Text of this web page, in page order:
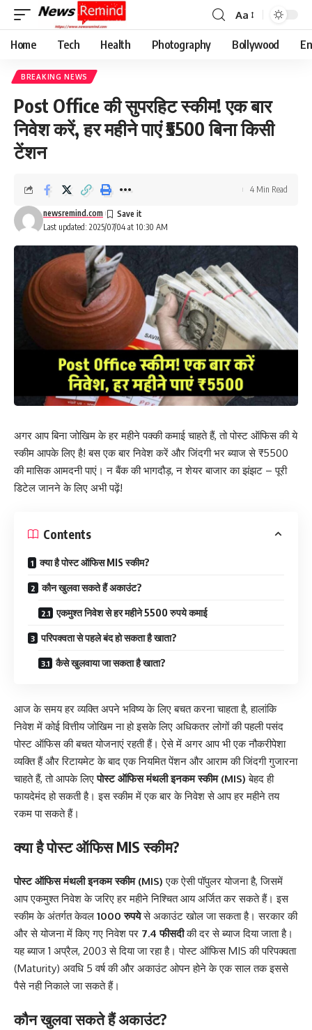
Font
Resizer
Aa
Home Tech Health Photography Bollywood
BREAKING NEWS
Post Office की सुपरहिट स्कीम! एक बार
निवेश करें, हर महीने पाएं ₹5500 बिना किसी
टेंशन
Last updated: 2025/07/04 at 10:30 AM
newsremind.com
4 Min Read
अगर आप बिना जोखिम के हर महीने पक्की कमाई चाहते हैं, तो पोस्ट ऑफिस की ये
स्कीम आपके लिए है! बस एक बार निवेश करें और जिंदगी भर ब्याज से ₹5500
की मासिक आमदनी पाएं। न बैंक की भागदौड़, न शेयर बाजार का झंझट – पूरी
डिटेल जानने के लिए अभी पढ़ें!
Contents
क्या है पोस्ट ऑफिस MIS स्कीम?
कौन खुलवा सकते हैं अकाउंट?
एकमुश्त निवेश से हर महीने 5500 रुपये कमाई
परिपक्वता से पहले बंद हो सकता है खाता?
कैसे खुलवाया जा सकता है खाता?
आज के समय हर व्यक्ति अपने भविष्य के लिए बचत करना चाहता है, हालांकि
निवेश में कोई वित्तीय जोखिम ना हो इसके लिए अधिकतर लोगों की पहली पसंद
पोस्ट ऑफिस की बचत योजनाएं रहती हैं। ऐसे में अगर आप भी एक नौकरीपेशा
व्यक्ति हैं और रिटायमेट के बाद एक नियमित पेंशन और आराम की जिंदगी गुजारना
चाहते हैं, तो आपके लिएपोस्ट ऑफिस मंथली इनकम स्कीम (MIS) बेहद ही
फायदेमंद हो सकती है। इस स्कीम में एक बार के निवेश से आप हर महीने तय
रकम पा सकते हैं।
क्या है पोस्ट ऑफिस MIS स्कीम?
पोस्ट ऑफिस मंथली इनकम स्कीम (MIS) एक ऐसी पॉपुलर योजना है, जिसमें
आप एकमुश्त निवेश के जरिए हर महीने निश्चित आय अर्जित कर सकते हैं। इस
स्कीम के अंतर्गत केवल 1000 रुपयेसे अकाउंट खोल जा सकता है। सरकार की
और से योजना में किए गए निवेश पर 7.4 फीसदीकी दर से ब्याज दिया जाता है।
यह ब्याज 1 अप्रैल, 2003 से दिया जा रहा है। पोस्ट ऑफिस MIS की परिपक्वता
(Maturity) अवधि 5 वर्ष की और अकाउंट ओपन होने के एक साल तक इससे
पैसे नही निकाले जा सकते हैं।
कौन खुलवा सकते हैं अकाउंट?